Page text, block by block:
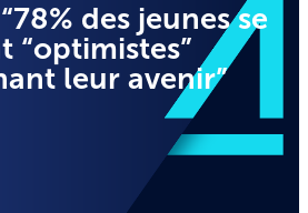
des jeunes se
“optimistes”
leur avenir”